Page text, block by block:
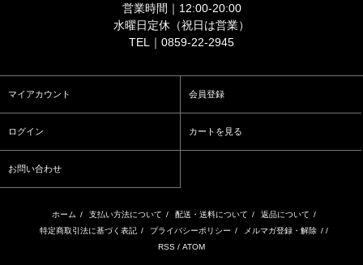
営業時間｜12:00-20:00
水曜日定休（祝日は営業）
TEL｜0859-22-2945
マイアカウント 会員登録
ログイン カートを見る
お問い合わせ
ホーム / 支払い方法について / 配送・送料について / 返品について /
特定商取引法に基づく表記 / プライバシーポリシー / メルマガ登録・解除 / /
RSS / ATOM